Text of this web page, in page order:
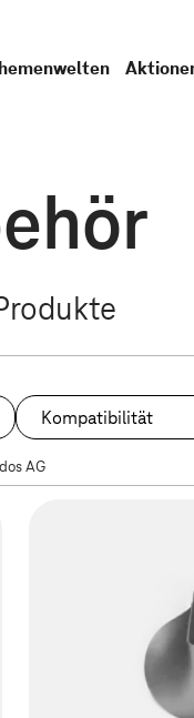
Kompatibilität
AG